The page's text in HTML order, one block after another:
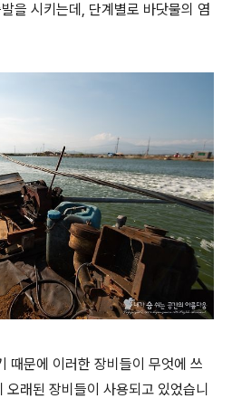
을 시키는데, 단계별로 바닷물의 염
때문에 이러한 장비들이 무엇에 쓰
래된 장비들이 사용되고 있었습니